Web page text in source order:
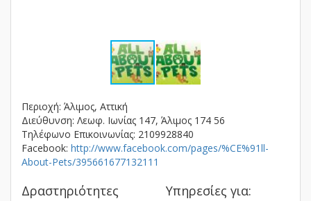
Περιοχή: Άλιμος, Αττική
Διεύθυνση: Λεωφ. Ιωνίας 147, Άλιμος 174 56
Τηλέφωνο Επικοινωνίας: 2109928840
Facebook: http://www.facebook.com/pages/%CE%91ll-
About-Pets/395661677132111
Δραστηριότητες Υπηρεσίες για: